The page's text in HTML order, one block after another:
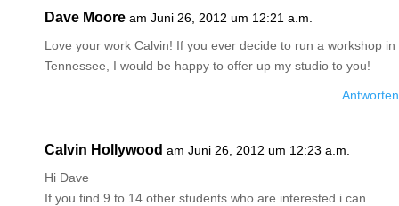
Dave Moore am Juni 26, 2012 um 12:21 a.m.
Love your work Calvin! If you ever decide to run a workshop in
Tennessee, I would be happy to offer up my studio to you!
Antworten
Calvin Hollywood am Juni 26, 2012 um 12:23 a.m.
Hi Dave
If you find 9 to 14 other students who are interested i can